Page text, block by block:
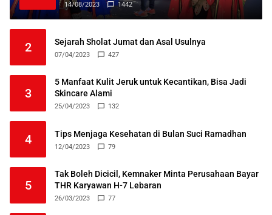
14/08/2023 1442
2 Sejarah Sholat Jumat dan Asal Usulnya
07/04/2023 427
3
5 Manfaat Kulit Jeruk untuk Kecantikan, Bisa Jadi
Skincare Alami
25/04/2023 132
4 Tips Menjaga Kesehatan di Bulan Suci Ramadhan
12/04/2023 79
5
Tak Boleh Dicicil, Kemnaker Minta Perusahaan Bayar
THR Karyawan H-7 Lebaran
26/03/2023 77